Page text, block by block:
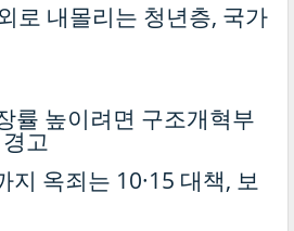
로 내몰리는 청년층, 국가
률 높이려면 구조개혁부
고
지 옥죄는 10·15 대책, 보